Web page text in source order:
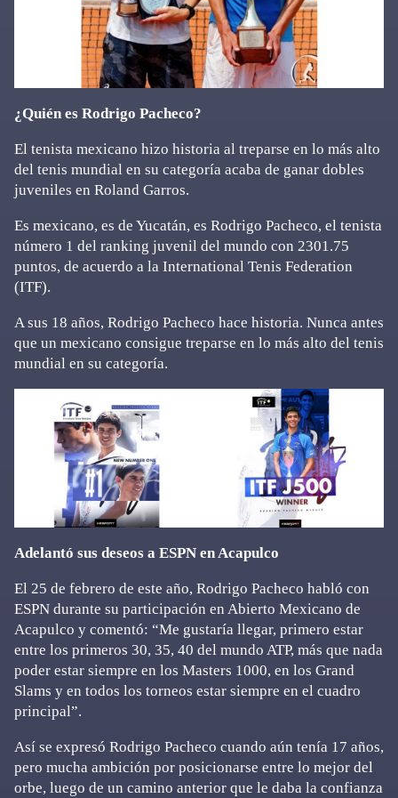
¿Quién es Rodrigo Pacheco?
El tenista mexicano hizo historia al treparse en lo más alto
del tenis mundial en su categoría acaba de ganar dobles
juveniles en Roland Garros.
Es mexicano, es de Yucatán, es Rodrigo Pacheco, el tenista
número 1 del ranking juvenil del mundo con 2301.75
puntos, de acuerdo a la International Tenis Federation
(ITF).
A sus 18 años, Rodrigo Pacheco hace historia. Nunca antes
que un mexicano consigue treparse en lo más alto del tenis
mundial en su categoría.
Adelantó sus deseos a ESPN en Acapulco
El 25 de febrero de este año, Rodrigo Pacheco habló con
ESPN durante su participación en Abierto Mexicano de
Acapulco y comentó: “Me gustaría llegar, primero estar
entre los primeros 30, 35, 40 del mundo ATP, más que nada
poder estar siempre en los Masters 1000, en los Grand
Slams y en todos los torneos estar siempre en el cuadro
principal”.
Así se expresó Rodrigo Pacheco cuando aún tenía 17 años,
pero mucha ambición por posicionarse entre lo mejor del
orbe, luego de un camino anterior que le daba la confianza